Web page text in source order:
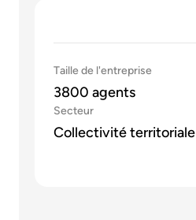
Taille de l'entreprise
3800 agents
Secteur
Collectivité territoriale